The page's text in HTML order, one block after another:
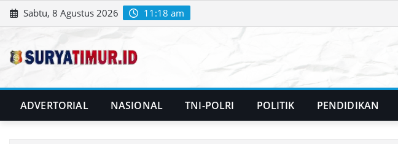
Skip
to
Sabtu, 8 Agustus 2026 11:18 am
ADVERTORIAL NASIONAL TNI-POLRI POLITIK PENDIDIKAN